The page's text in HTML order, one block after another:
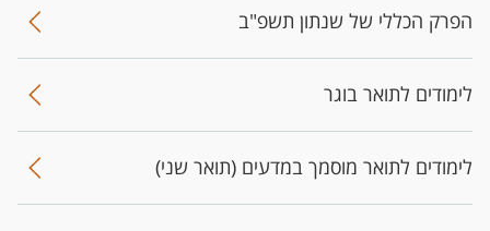
הפרק הכללי של שנתון תשפ"ב
לימודים לתואר בוגר
לימודים לתואר מוסמך במדעים (תואר שני)​